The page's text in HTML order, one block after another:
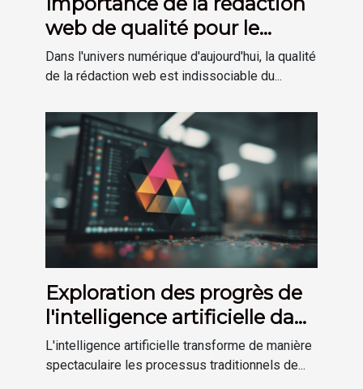
web de qualité pour le
référencement
Dans l'univers numérique d'aujourd'hui, la qualité
de la rédaction web est indissociable du...
Exploration des progrès de
l'intelligence artificielle dans
la création de logos
L'intelligence artificielle transforme de manière
spectaculaire les processus traditionnels de...